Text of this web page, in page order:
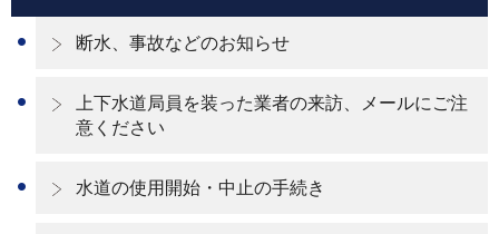
断水、事故などのお知らせ
上下水道局員を装った業者の来訪、メールにご注
意ください
水道の使用開始・中止の手続き